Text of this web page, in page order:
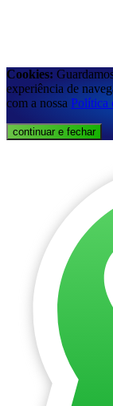
Cookies:
experiência de
com a nossa Política
continuar e fechar